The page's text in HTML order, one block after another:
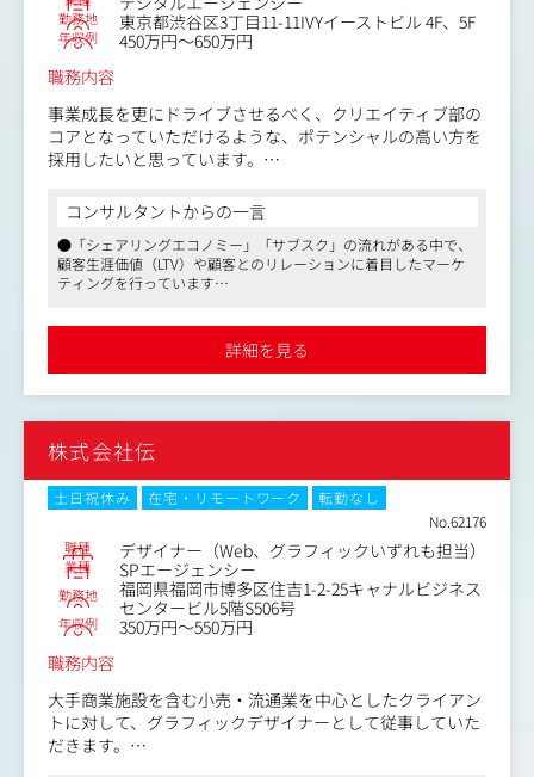
勤務地 東京都渋谷区3丁目11-11IVYイーストビル 4F、5F
年収例
450万円～650万円
職務内容
事業成長を更にドライブさせるべく、クリエイティブ部の
コアとなっていただけるような、ポテンシャルの高い方を
採用したいと思っています。
主な業務：
・運用型広告におけるバナー／動画の企画・制作・編集業
務
・動画のシナリオ作成、訴求設計、編集まで一連の制作
・制作したクリエイティブの検証・改善、PDCAサイクル
・外注・業務委託メンバーへの制作ディレクション
・生成AI等を活用した素材生成・仕組み化
美容業界：
・美容サロン（脱毛サロン、痩身エステ等）
・EC（コスメ、化粧品、サプリメント等）
金融業界：
・大手ネット証券（株式／iDeCo／FX／仮想通貨）
・保険
・大手銀行系カードローン
・クレジットカード
コンサルタントからの一言
●「シェアリングエコノミー」「サブスク」の流れがある中で、
顧客生涯価値（LTV）や顧客とのリレーションに着目したマーケ
ティングを行っています
●クライアントの商品が売れることで初めて報酬をいただく「完
全成果報酬型」で、クライアントに真摯に向き合う社風となって
います
詳細を見る
株式会社伝
土日祝休み 在宅・リモートワーク
転勤なし
No.62176
職種 デザイナー（Web、グラフィックいずれも担当）
業種 SPエージェンシー
勤務地
福岡県福岡市博多区住吉1-2-25キャナルビジネス
センタービル5階S506号
年収例
350万円～550万円
職務内容
大手商業施設を含む小売・流通業を中心としたクライアン
トに対して、グラフィックデザイナーとして従事していた
だきます。